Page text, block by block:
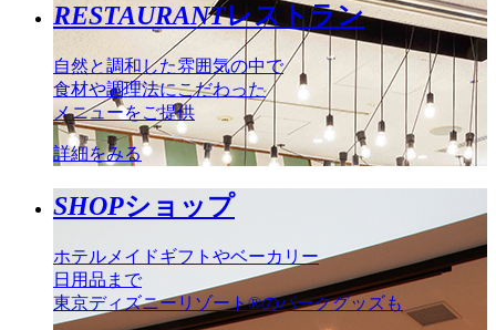
RESTAURANTレストラン
自然と調和した雰囲気の中で
食材や調理法にこだわった
メニューをご提供
詳細をみる
SHOPショップ
ホテルメイドギフトやベーカリー
日用品まで
東京ディズニーリゾート®のパークグッズも